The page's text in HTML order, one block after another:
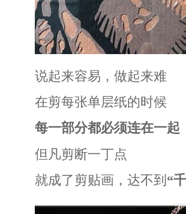
说起来容易，做起来难
在剪每张单层纸的时候
每一部分都必须连在一起
但凡剪断一丁点
就成了剪贴画，达不到 “